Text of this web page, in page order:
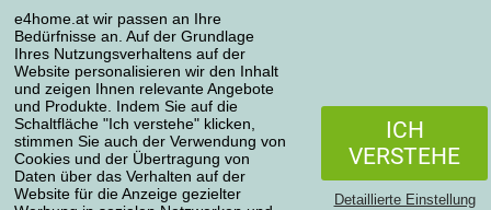
e4home.at wir passen an Ihre
Bedürfnisse an. Auf der Grundlage
Ihres Nutzungsverhaltens auf der
Website personalisieren wir den Inhalt
und zeigen Ihnen relevante Angebote
und Produkte. Indem Sie auf die
Schaltfläche "Ich verstehe" klicken,
stimmen Sie auch der Verwendung von
Cookies und der Übertragung von
Daten über das Verhalten auf der
Website für die Anzeige gezielter
ICH
VERSTEHE
Detaillierte Einstellung
Transportarten
Zahlungsmethoden